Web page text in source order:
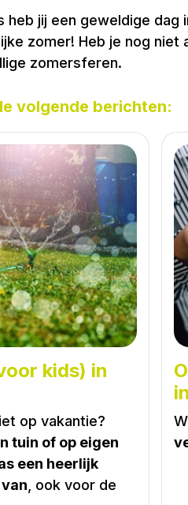
jij een geweldige dag
zomer! Heb je nog
zomersferen.
volgende berichten:
kids) in
op vakantie?
tuin of op eigen
een heerlijk
, ook voor de